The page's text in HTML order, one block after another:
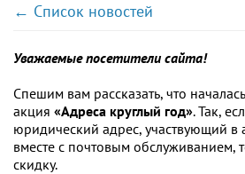
← Список новостей
Уважаемые посетители сайта!
Спешим вам рассказать, что
акция «Адреса круглый год». Так,
юридический адрес, участвующий в
вместе с почтовым обслуживанием,
скидку.